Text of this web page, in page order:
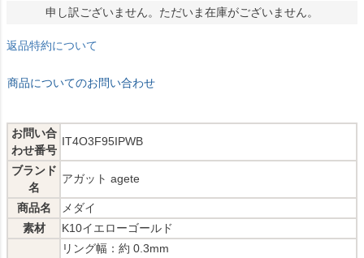
申し訳ございません。ただいま在庫がございません。
返品特約について
商品についてのお問い合わせ
お問い合
わせ番号
IT4O3F95IPWB
ブランド
名
アガット agete
商品名
メダイ
素材
K10イエローゴールド
リング幅：約 0.3mm